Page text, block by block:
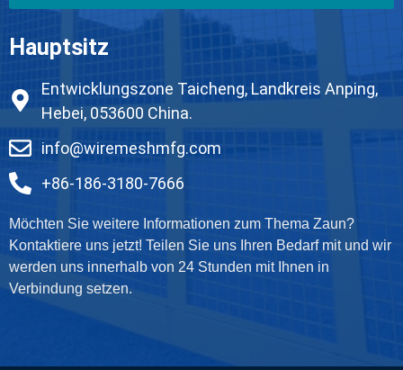
Hauptsitz
Entwicklungszone Taicheng, Landkreis Anping,
Hebei, 053600 China.
info@wiremeshmfg.com
+86-186-3180-7666
Möchten Sie weitere Informationen zum Thema Zaun?
Kontaktiere uns jetzt! Teilen Sie uns Ihren Bedarf mit und wir
werden uns innerhalb von 24 Stunden mit Ihnen in
Verbindung setzen.